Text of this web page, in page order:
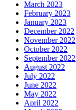
March 2023
February 2023
January 2023
December 2022
November 2022
October 2022
September 2022
August 2022
July 2022
June 2022
May 2022
April 2022